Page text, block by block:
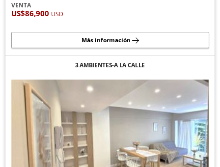
VENTA
US$86,900 USD
Más información
3 AMBIENTES-A LA CALLE